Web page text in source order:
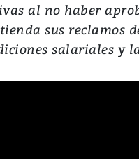
al no haber
sus reclamos
salariales y